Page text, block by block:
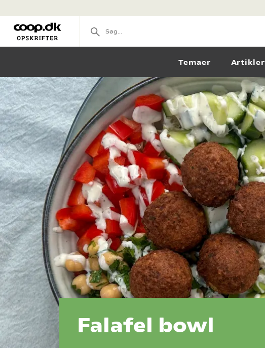
Temaer Artikler
Falafel bowl